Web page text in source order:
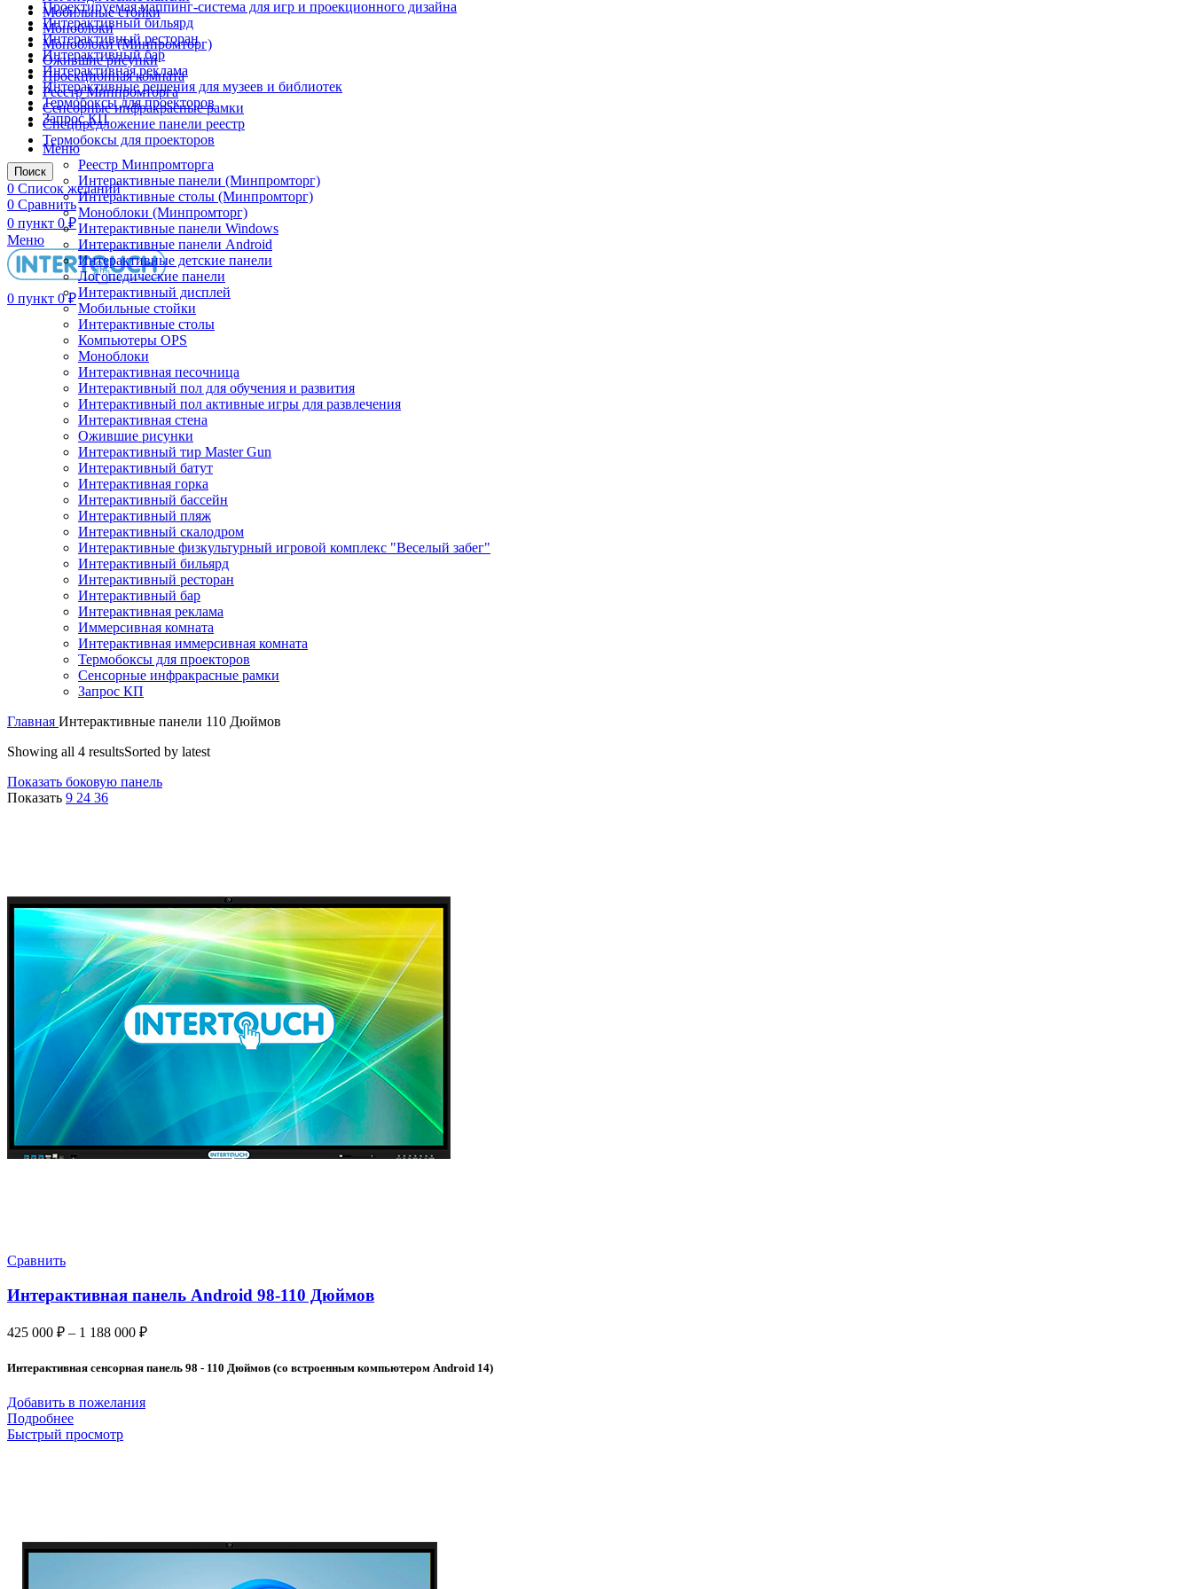
Мобильные стойки
Моноблоки
Моноблоки (Минпромторг)
Ожившие рисунки
Проекционная комната
Реестр Минпромторга
Сенсорные инфракрасные рамки
Спецпредложение панели реестр
Термобоксы для проекторов
Поиск
0 Список желаний
0 Сравнить
0 пункт 0₽
Меню
0 пункт 0₽
Проектируемая маппинг-система для игр и проекционного дизайна
Интерактивный бильярд
Интерактивный ресторан
Интерактивный бар
Интерактивная реклама
Интерактивные решения для музеев и библиотек
Термобоксы для проекторов
Запрос КП
Меню
Реестр Минпромторга
Интерактивные панели (Минпромторг)
Интерактивные столы (Минпромторг)
Моноблоки (Минпромторг)
Интерактивные панели Windows
Интерактивные панели Android
Интерактивные детские панели
Логопедические панели
Интерактивный дисплей
Мобильные стойки
Интерактивные столы
Компьютеры OPS
Моноблоки
Интерактивная песочница
Интерактивный пол для обучения и развития
Интерактивный пол активные игры для развлечения
Интерактивная стена
Ожившие рисунки
Интерактивный тир Master Gun
Интерактивный батут
Интерактивная горка
Интерактивный бассейн
Интерактивный пляж
Интерактивный скалодром
Интерактивные физкультурный игровой комплекс "Веселый забег"
Интерактивный бильярд
Интерактивный ресторан
Интерактивный бар
Интерактивная реклама
Иммерсивная комната
Интерактивная иммерсивная комната
Термобоксы для проекторов
Сенсорные инфракрасные рамки
Запрос КП
Главная Интерактивные панели 110 Дюймов
Showing all 4 resultsSorted by latest
Показать боковую панель
Показать 9 24 36
Сравнить
Интерактивная панель Android 98-110 Дюймов
425 000 ₽ – 1 188 000 ₽
Интерактивная сенсорная панель 98 - 110 Дюймов (со встроенным компьютером Android 14)
Добавить в пожелания
Подробнее
Быстрый просмотр